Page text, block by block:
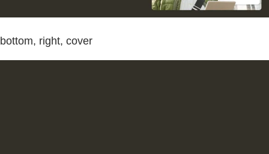
bottom, right, cover